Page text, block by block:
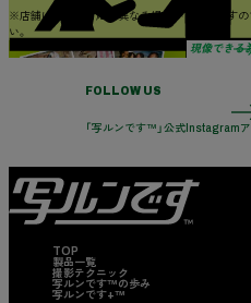
※店舗によって対応が異なる場合がございますの
い。
現像できる
FOLLOW US
「写ルンです™」公式Instagram
TOP
製品一覧
撮影テクニック
写ルンです™の歩み
写ルンです+™